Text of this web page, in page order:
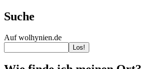
Suche
Auf wolhynien.de